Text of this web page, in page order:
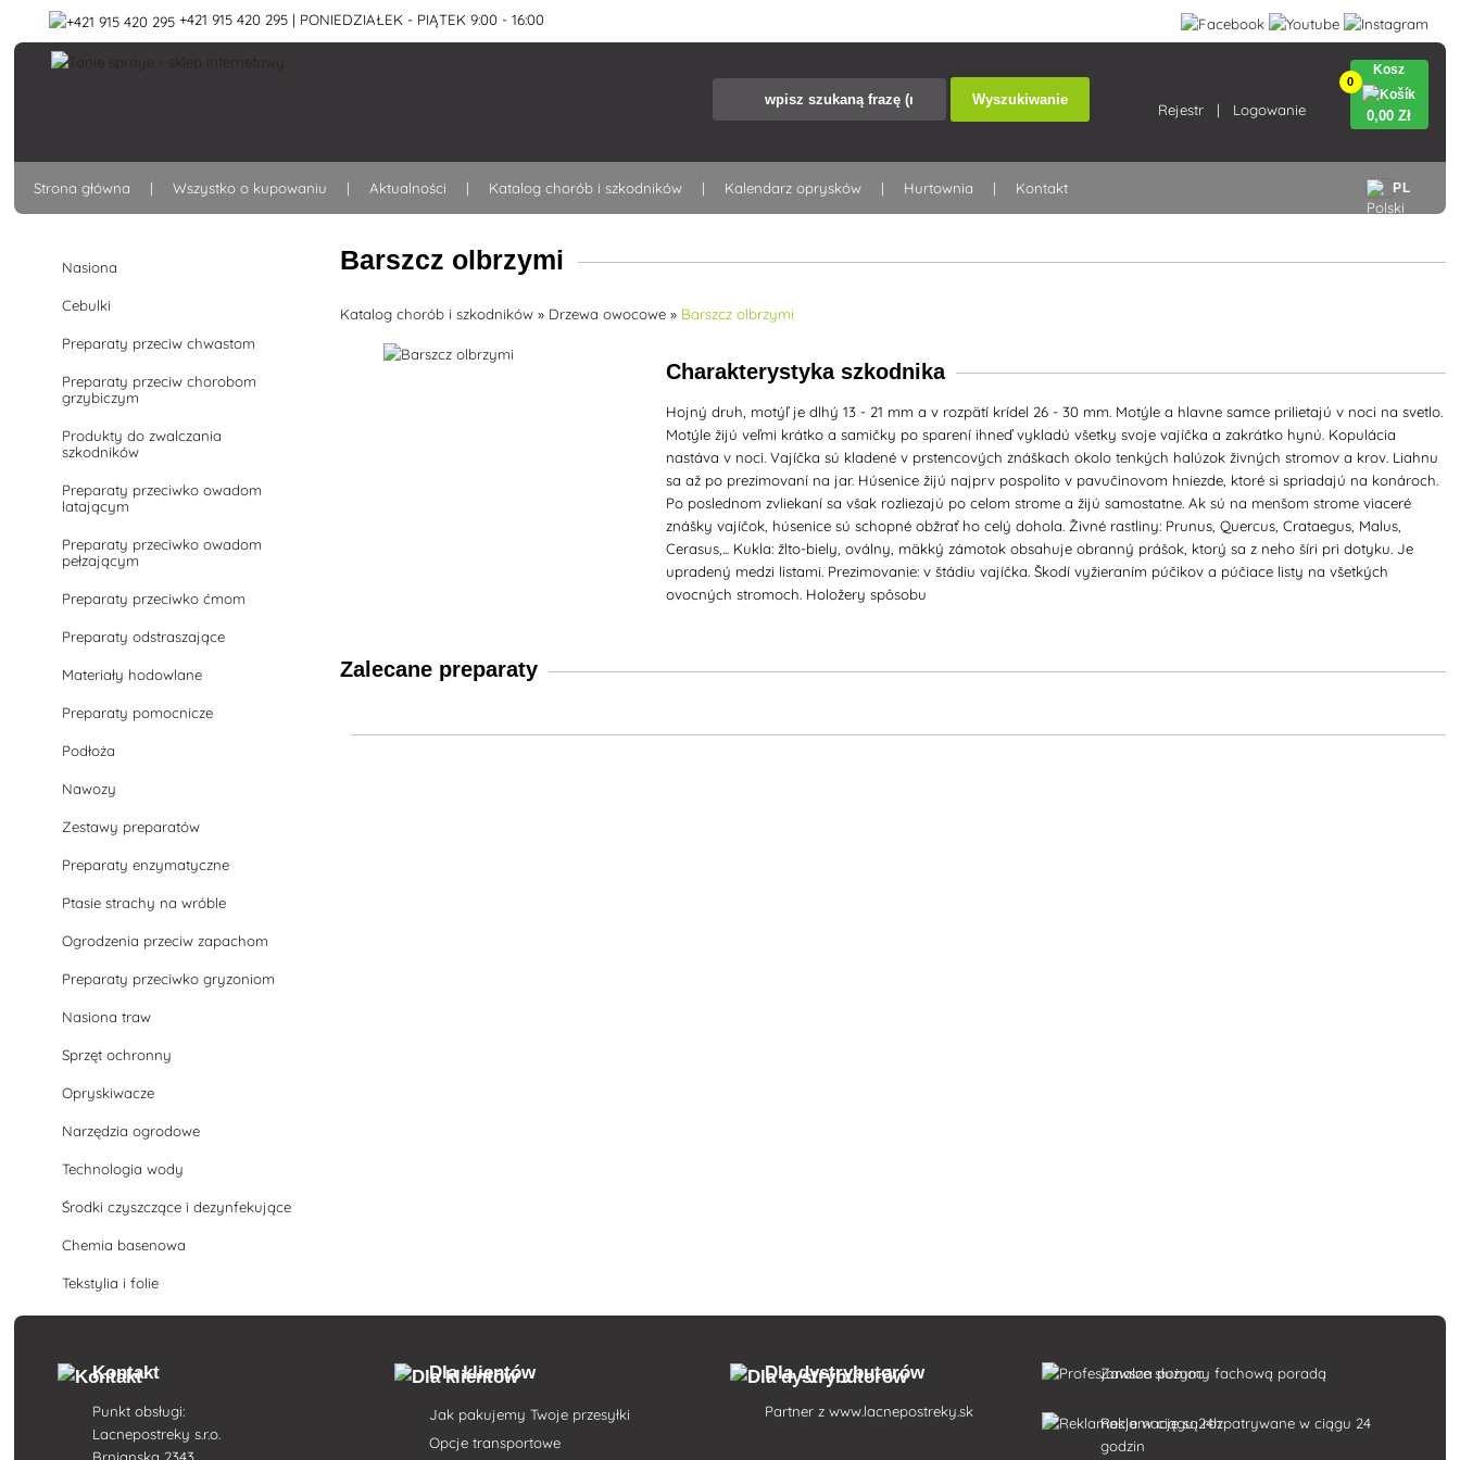
+421 915 420 295 | PONIEDZIAŁEK - PIĄTEK 9:00 - 16:00
Wyszukiwanie
Rejestr Logowanie
0
Kosz
0,00 Zł
PL
Strona główna Wszystko o kupowaniu Aktualności Katalog chorób i szkodników Kalendarz oprysków Hurtownia Kontakt
Nasiona
Cebulki
Preparaty przeciw chwastom
Preparaty przeciw chorobom
grzybiczym
Produkty do zwalczania
szkodników
Preparaty przeciwko owadom
latającym
Preparaty przeciwko owadom
pełzającym
Preparaty przeciwko ćmom
Preparaty odstraszające
Materiały hodowlane
Preparaty pomocnicze
Podłoża
Nawozy
Zestawy preparatów
Preparaty enzymatyczne
Ptasie strachy na wróble
Ogrodzenia przeciw zapachom
Preparaty przeciwko gryzoniom
Nasiona traw
Sprzęt ochronny
Opryskiwacze
Narzędzia ogrodowe
Technologia wody
Środki czyszczące i dezynfekujące
Chemia basenowa
Tekstylia i folie
Barszcz olbrzymi
Katalog chorób i szkodników » Drzewa owocowe » Barszcz olbrzymi
Charakterystyka szkodnika
Hojný druh, motýľ je dlhý 13 - 21 mm a v rozpätí krídel 26 - 30 mm. Motýle a hlavne samce prilietajú v noci na svetlo.
Motýle žijú veľmi krátko a samičky po sparení ihneď vykladú všetky svoje vajíčka a zakrátko hynú. Kopulácia
nastáva v noci. Vajíčka sú kladené v prstencových znáškach okolo tenkých halúzok živných stromov a krov. Liahnu
sa až po prezimovaní na jar. Húsenice žijú najprv pospolito v pavučinovom hniezde, ktoré si spriadajú na konároch.
Po poslednom zvliekaní sa však rozliezajú po celom strome a žijú samostatne. Ak sú na menšom strome viaceré
znášky vajíčok, húsenice sú schopné obžrať ho celý dohola. Živné rastliny: Prunus, Quercus, Crataegus, Malus,
Cerasus,... Kukla: žlto-biely, oválny, mäkký zámotok obsahuje obranný prášok, ktorý sa z neho šíri pri dotyku. Je
upradený medzi listami. Prezimovanie: v štádiu vajíčka. Škodí vyžieraním púčikov a púčiace listy na všetkých
ovocných stromoch. Holožery spôsobu
Zalecane preparaty
Kontakt
Punkt obsługi:
Lacnepostreky s.r.o.
Dla klientów
Jak pakujemy Twoje przesyłki
Opcje transportowe
Dla dystrybutorów
Partner zwww.lacnepostreky.sk
Zawsze służymy fachową poradą
Reklamacje są rozpatrywane w ciągu 24
godzin